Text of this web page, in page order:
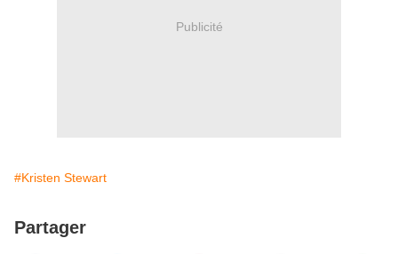
Publicité
#Kristen Stewart
Partager